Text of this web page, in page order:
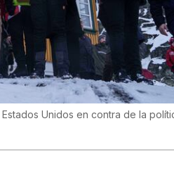
Unidos en contra de la